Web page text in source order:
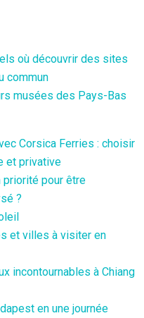
où découvrir des sites
commun
musées des Pays-Bas
Corsica Ferries : choisir
et privative
pour être
?
et villes à visiter en
incontournables à Chiang
en une journée